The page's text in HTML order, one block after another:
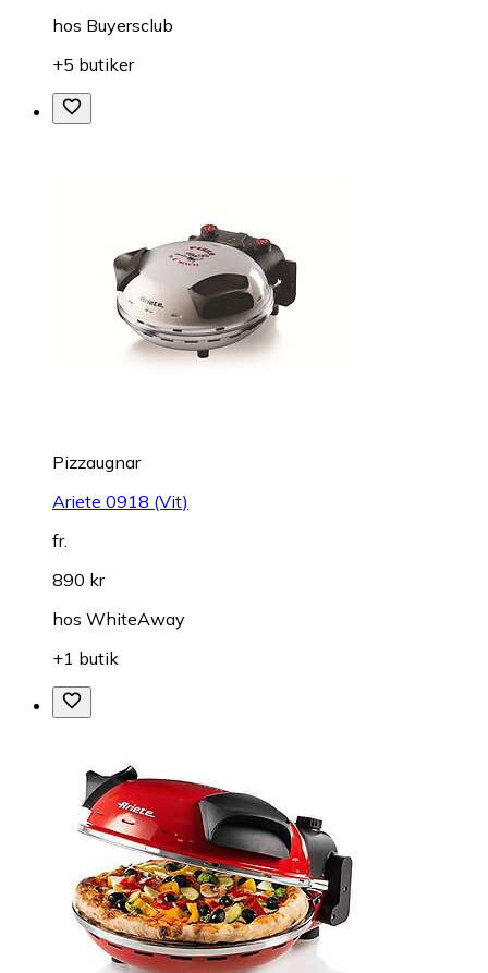
hos Buyersclub
+5 butiker
Pizzaugnar
Ariete 0918 (Vit)
fr.
890 kr
hos WhiteAway
+1 butik